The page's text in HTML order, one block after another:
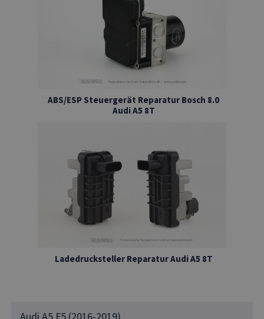
ABS/ESP Steuergerät Reparatur Bosch 8.0
Audi A5 8T
Ladedrucksteller Reparatur Audi A5 8T